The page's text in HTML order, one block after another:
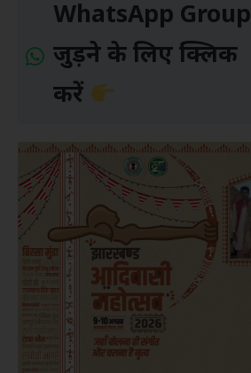
WhatsApp Group
जुड़ने के लिए क्लिक
करें